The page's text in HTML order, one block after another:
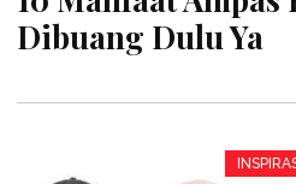
Dibuang Dulu Ya